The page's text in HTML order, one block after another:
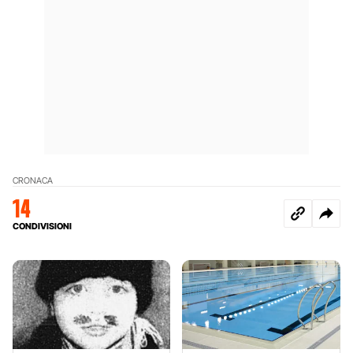
CRONACA
14
CONDIVISIONI